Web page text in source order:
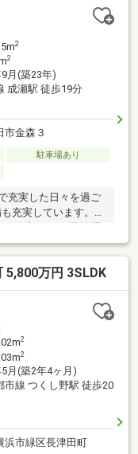
のウォークス
コニー行き来可！・
2
2
月(築23年)
成瀬駅 徒歩19分
市金森３
駐車場あり
充実した日々を過ご
充実しています。シ
ので、小さいお子さ
ます。トイレが2ヶ所
向きの物件です。
5,800万円 3SLDK
2
2
月(築2年4ヶ月)
市線 つくし野駅 徒歩20
浜市緑区長津田町